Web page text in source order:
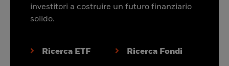
investitori a costruire un futuro finanziario
solido.
Ricerca ETF Ricerca Fondi